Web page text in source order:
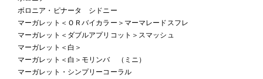
ボロニア・ピナータ シドニー
マーガレット＜ＯＲバイカラー＞マーマレードスフレ
マーガレット＜ダブルアプリコット＞スマッシュ
マーガレット＜白＞
マーガレット＜白＞モリンバ （ミニ）
マーガレット・シンプリーコーラル